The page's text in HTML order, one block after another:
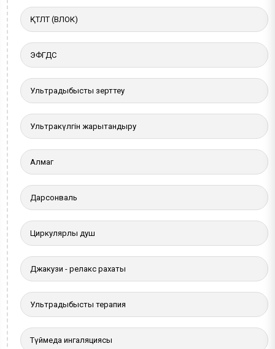
ҚТЛТ (ВЛОК)
ЭФГДС
Ультрадыбыстық зерттеу
Ультракүлгін жарықтандыру
Алмаг
Дарсонваль
Циркулярлы душ
Джакузи - релакс рахаты
Ультрадыбыстық терапия
Түймедақ ингаляциясы